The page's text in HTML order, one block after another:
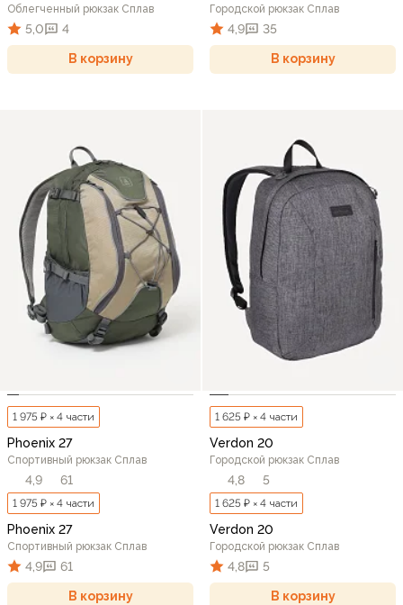
Облегченный рюкзак Сплав
5,0 4
В корзину
Городской рюкзак Сплав
4,9 35
В корзину
1 975 ₽ × 4 части
Phoenix 27
Спортивный рюкзак Сплав
4,9 61
1 975 ₽ × 4 части
Phoenix 27
Спортивный рюкзак Сплав
4,9 61
В корзину
1 625 ₽ × 4 части
Verdon 20
Городской рюкзак Сплав
4,8 5
1 625 ₽ × 4 части
Verdon 20
Городской рюкзак Сплав
4,8 5
В корзину